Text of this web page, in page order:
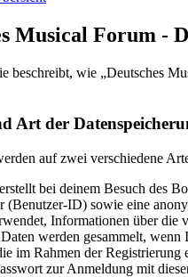
Musical Forum -
beschreibt, wie „Deutsches
Art der
auf zwei verschiedene
bei deinem Besuch des
(Benutzer-ID) sowie eine
Informationen über die
werden gesammelt,
im Rahmen der Registrierung
zur Anmeldung mit